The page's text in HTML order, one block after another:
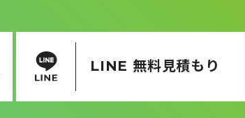
LINE 無料見積もり